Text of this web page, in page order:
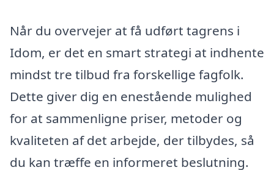
Når du overvejer at få udført tagrens i
Idom, er det en smart strategi at indhente
mindst tre tilbud fra forskellige fagfolk.
Dette giver dig en enestående mulighed
for at sammenligne priser, metoder og
kvaliteten af det arbejde, der tilbydes, så
du kan træffe en informeret beslutning.